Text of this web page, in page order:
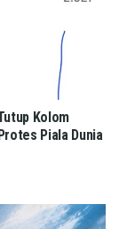
Kolom
Piala Dunia